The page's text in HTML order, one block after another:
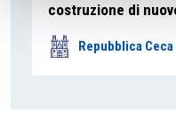
costruzione di
Repubblica Ceca